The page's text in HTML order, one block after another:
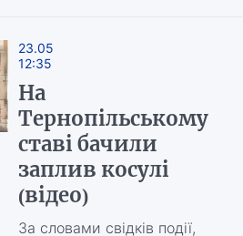
23.05
12:35
На
Тернопільському
ставі бачили
заплив косулі
(відео)
За словами свідків події,